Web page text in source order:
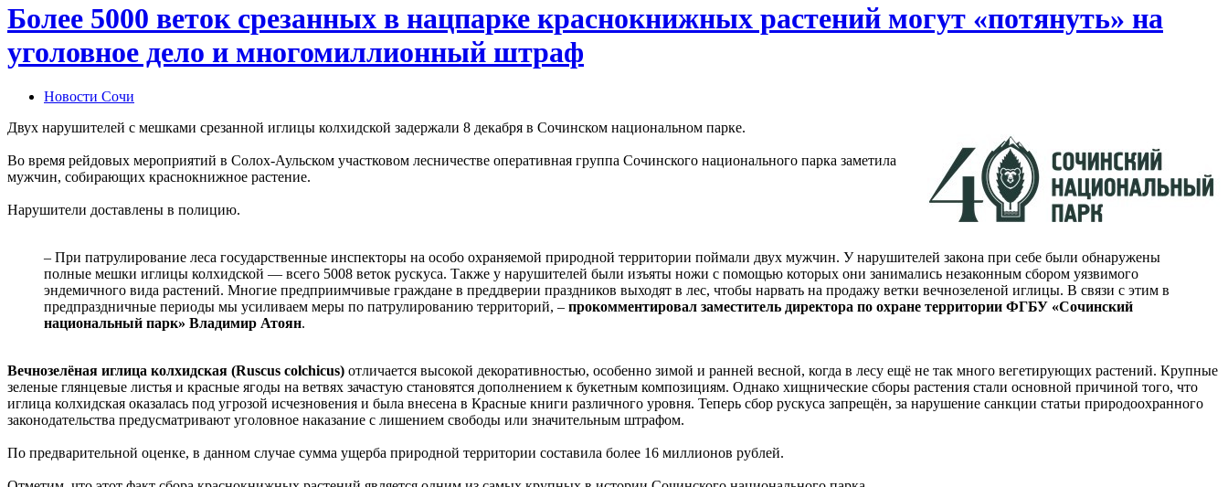
Более 5000 веток срезанных в нацпарке краснокнижных растений могут «потянуть» на
уголовное дело и многомиллионный штраф
Новости Сочи
Двух нарушителей с мешками срезанной иглицы колхидской задержали 8 декабря в Сочинском национальном парке.
Во время рейдовых мероприятий в Солох-Аульском участковом лесничестве оперативная группа Сочинского национального парка заметила
мужчин, собирающих краснокнижное растение.
Нарушители доставлены в полицию.
– При патрулирование леса государственные инспекторы на особо охраняемой природной территории поймали двух мужчин. У нарушителей закона при себе были обнаружены
полные мешки иглицы колхидской — всего 5008 веток рускуса. Также у нарушителей были изъяты ножи с помощью которых они занимались незаконным сбором уязвимого
эндемичного вида растений. Многие предприимчивые граждане в преддверии праздников выходят в лес, чтобы нарвать на продажу ветки вечнозеленой иглицы. В связи с этим в
предпраздничные периоды мы усиливаем меры по патрулированию территорий, – прокомментировал заместитель директора по охране территории ФГБУ «Сочинский
национальный парк» Владимир Атоян.
Вечнозелёная иглица колхидская (Ruscus colchicus) отличается высокой декоративностью, особенно зимой и ранней весной, когда в лесу ещё не так много вегетирующих растений. Крупные
зеленые глянцевые листья и красные ягоды на ветвях зачастую становятся дополнением к букетным композициям. Однако хищнические сборы растения стали основной причиной того, что
иглица колхидская оказалась под угрозой исчезновения и была внесена в Красные книги различного уровня. Теперь сбор рускуса запрещён, за нарушение санкции статьи природоохранного
законодательства предусматривают уголовное наказание с лишением свободы или значительным штрафом.
По предварительной оценке, в данном случае сумма ущерба природной территории составила более 16 миллионов рублей.